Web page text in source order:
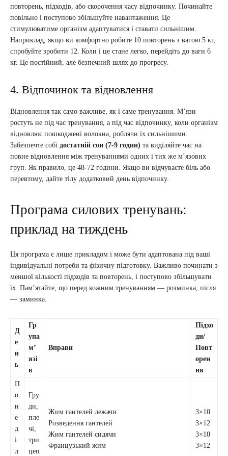
повторень, підходів, або скорочення часу відпочинку. Починайте
повільно і поступово збільшуйте навантаження. Це
стимулюватиме організм адаптуватися і ставати сильнішим.
Наприклад, якщо ви комфортно робите 10 повторень з вагою 5 кг,
спробуйте зробити 12. Коли і це стане легко, перейдіть до ваги 6
кг. Це постійний, але безпечний шлях до прогресу.
4. Відпочинок та відновлення
Відновлення так само важливе, як і саме тренування. М’язи
ростуть не під час тренування, а під час відпочинку, коли організм
відновлює пошкоджені волокна, роблячи їх сильнішими.
Забезпечте собі достатній сон (7-9 годин) та виділяйте час на
повне відновлення між тренуваннями одних і тих же м’язових
груп. Як правило, це 48-72 години. Якщо ви відчуваєте біль або
перевтому, дайте тілу додатковий день відпочинку.
Програма силових тренувань:
приклад на тиждень
Ця програма є лише прикладом і може бути адаптована під ваші
індивідуальні потреби та фізичну підготовку. Важливо починати з
меншої кількості підходів та повторень, і поступово збільшувати
їх. Пам’ятайте, що перед кожним тренуванням — розминка, після
— заминка.
Д
е
н
ь
Гр
упа
м’
язі
в
Вправи
Підхо
ди/
Повт
орен
ня
П
о
н
е
д
і
л
Гру
ди,
пле
чі,
три
цеп
Жим гантелей лежачи
Розведення гантелей
Жим гантелей сидячи
Французький жим
3×10
3×12
3×10
3×12